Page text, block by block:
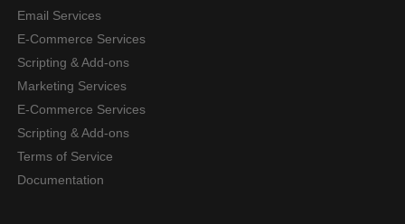
Email Services
E-Commerce Services
Scripting & Add-ons
Marketing Services
E-Commerce Services
Scripting & Add-ons
Terms of Service
Documentation